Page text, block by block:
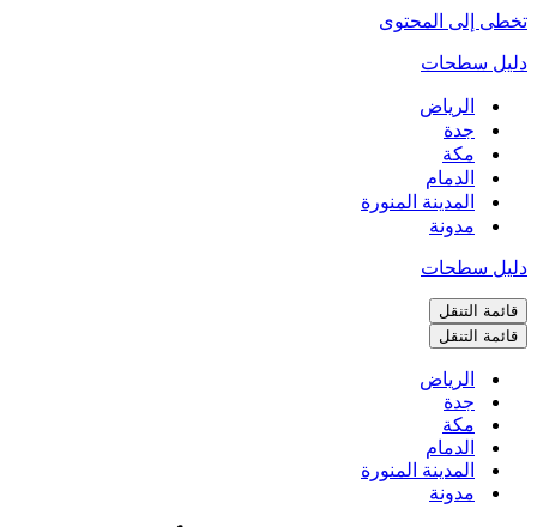
تخطى إلى المحتوى
دليل سطحات
الرياض
جدة
مكة
الدمام
المدينة المنورة
مدونة
دليل سطحات
قائمة التنقل
قائمة التنقل
الرياض
جدة
مكة
الدمام
المدينة المنورة
مدونة